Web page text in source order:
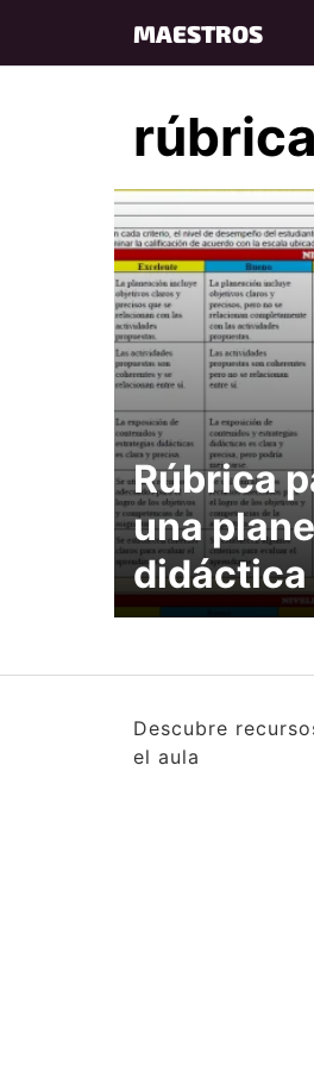
content
MAESTROS
Rúbrica
una
didáctica
Descubre
el aula